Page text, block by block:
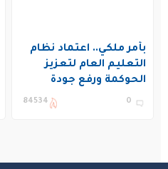
بأمر ملكي.. اعتماد نظام
التعليم العام لتعزيز
الحوكمة ورفع جودة
التعليم في المملكة
0
84534